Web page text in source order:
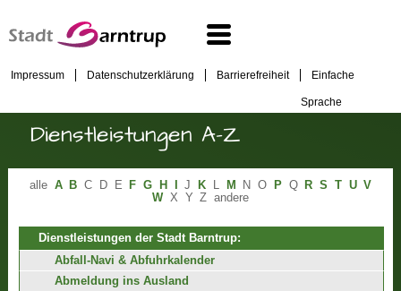
Impressum Datenschutzerklärung Barrierefreiheit Einfache
Sprache
Dienstleistungen A-Z
alle A B C D E F G H J K L M N O P Q R S T U V
W X Y Z andere
Dienstleistungen der Stadt Barntrup:
Abfall-Navi & Abfuhrkalender
Abmeldung ins Ausland